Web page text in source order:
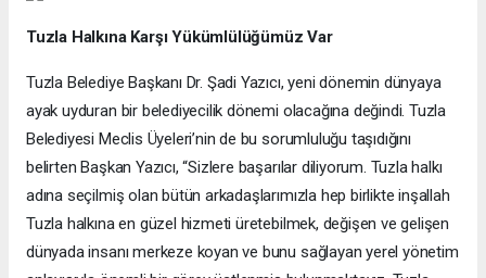
Tuzla Halkına Karşı Yükümlülüğümüz Var
Tuzla Belediye Başkanı Dr. Şadi Yazıcı, yeni dönemin dünyaya
ayak uyduran bir belediyecilik dönemi olacağına değindi. Tuzla
Belediyesi Meclis Üyeleri’nin de bu sorumluluğu taşıdığını
belirten Başkan Yazıcı, “Sizlere başarılar diliyorum. Tuzla halkı
adına seçilmiş olan bütün arkadaşlarımızla hep birlikte inşallah
Tuzla halkına en güzel hizmeti üretebilmek, değişen ve gelişen
dünyada insanı merkeze koyan ve bunu sağlayan yerel yönetim